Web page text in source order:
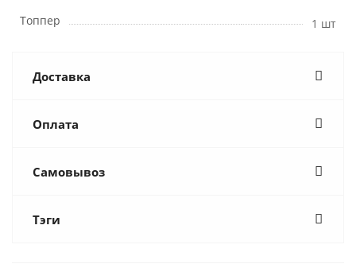
Топпер 1 шт
Доставка
Оплата
Самовывоз
Тэги